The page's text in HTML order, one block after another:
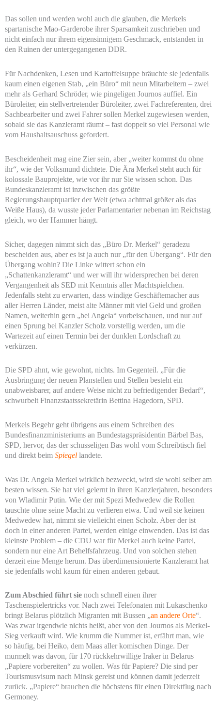
Das sollen und werden wohl auch die glauben, die Merkels
spartanische Mao-Garderobe ihrer Sparsamkeit zuschrieben und
nicht einfach nur ihrem eigensinnigem Geschmack, entstanden in
den Ruinen der untergegangenen DDR.
Für Nachdenken, Lesen und Kartoffelsuppe bräuchte sie jedenfalls
kaum einen eigenen Stab, „ein Büro“ mit neun Mitarbeitern – zwei
mehr als Gerhard Schröder, wie pingeligen Journos auffiel. Ein
Büroleiter, ein stellvertretender Büroleiter, zwei Fachreferenten, drei
Sachbearbeiter und zwei Fahrer sollen Merkel zugewiesen werden,
sobald sie das Kanzleramt räumt – fast doppelt so viel Personal wie
vom Haushaltsauschuss gefordert.
Bescheidenheit mag eine Zier sein, aber „weiter kommst du ohne
ihr“, wie der Volksmund dichtete. Die Ära Merkel steht auch für
kolossale Bauprojekte, wie vor ihr nur Sie wissen schon. Das
Bundeskanzleramt ist inzwischen das größte
Regierungshauptquartier der Welt (etwa achtmal größer als das
Weiße Haus), da wusste jeder Parlamentarier nebenan im Reichstag
gleich, wo der Hammer hängt.
Sicher, dagegen nimmt sich das „Büro Dr. Merkel“ geradezu
bescheiden aus, aber es ist ja auch nur „für den Übergang“. Für den
Übergang wohin? Die Linke wittert schon ein
„Schattenkanzleramt“ und wer will ihr widersprechen bei deren
Vergangenheit als SED mit Kenntnis aller Machtspielchen.
Jedenfalls steht zu erwarten, dass windige Geschäftemacher aus
aller Herren Länder, meist alte Männer mit viel Geld und großen
Namen, weiterhin gern „bei Angela“ vorbeischauen, und nur auf
einen Sprung bei Kanzler Scholz vorstellig werden, um die
Wartezeit auf einen Termin bei der dunklen Lordschaft zu
verkürzen.
Die SPD ahnt, wie gewohnt, nichts. Im Gegenteil. „Für die
Ausbringung der neuen Planstellen und Stellen besteht ein
unabweisbarer, auf andere Weise nicht zu befriedigender Bedarf“,
schwurbelt Finanzstaatssekretärin Bettina Hagedorn, SPD.
Merkels Begehr geht übrigens aus einem Schreiben des
Bundesfinanzministeriums an Bundestagspräsidentin Bärbel Bas,
SPD, hervor, das der schusseligen Bas wohl vom Schreibtisch fiel
und direkt beim Spiegel landete.
Was Dr. Angela Merkel wirklich bezweckt, wird sie wohl selber am
besten wissen. Sie hat viel gelernt in ihren Kanzlerjahren, besonders
von Wladimir Putin. Wie der mit Spezi Medwedew die Rollen
tauschte ohne seine Macht zu verlieren etwa. Und weil sie keinen
Medwedew hat, nimmt sie vielleicht einen Scholz. Aber der ist
doch in einer anderen Partei, werden einige einwenden. Das ist das
kleinste Problem – die CDU war für Merkel auch keine Partei,
sondern nur eine Art Behelfsfahrzeug. Und von solchen stehen
derzeit eine Menge herum. Das überdimensionierte Kanzleramt hat
sie jedenfalls wohl kaum für einen anderen gebaut.
Zum Abschied führt sie noch schnell einen ihrer
Taschenspielertricks vor. Nach zwei Telefonaten mit Lukaschenko
bringt Belarus plötzlich Migranten mit Bussen „an andere Orte“.
Was zwar irgendwie nichts heißt, aber von den Journos als Merkel-
Sieg verkauft wird. Wie krumm die Nummer ist, erfährt man, wie
so häufig, bei Heiko, dem Maas aller komischen Dinge. Der
murmelt was davon, für 170 rückkehrwillige Iraker in Belarus
„Papiere vorbereiten“ zu wollen. Was für Papiere? Die sind per
Tourismusvisum nach Minsk gereist und können damit jederzeit
zurück. „Papiere“ brauchen die höchstens für einen Direktflug nach
Germoney.